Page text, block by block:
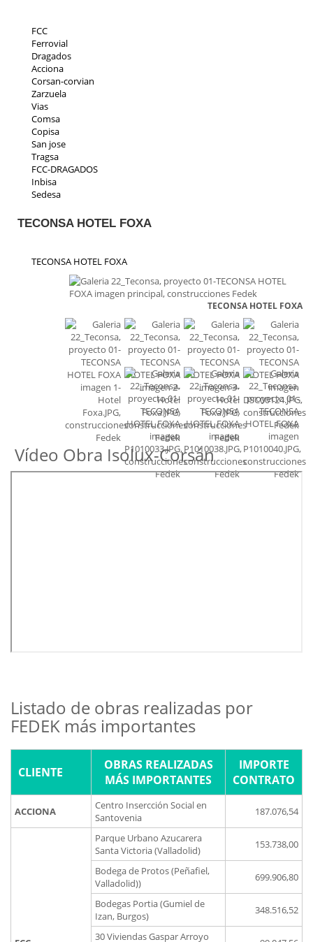
FCC
Ferrovial
Dragados
Acciona
Corsan-corvian
Zarzuela
Vias
Comsa
Copisa
San jose
Tragsa
FCC-DRAGADOS
Inbisa
Sedesa
Collosa
Priasa
Residencial Toscana
TECONSA HOTEL FOXA
TECONSA HOTEL FOXA
TECONSA HOTEL FOXA
Vídeo Obra Isolux-Corsán
Listado de obras realizadas por
FEDEK más importantes
CLIENTE
OBRAS REALIZADAS
MÁS IMPORTANTES
IMPORTE
CONTRATO
ACCIONA
Centro Insercción Social en
Santovenia
187.076,54
Parque Urbano Azucarera
Santa Victoria (Valladolid)
153.738,00
Bodega de Protos (Peñafiel,
Valladolid))
699.906,80
Bodegas Portia (Gumiel de
Izan, Burgos)
348.516,52
30 Viviendas Gaspar Arroyo